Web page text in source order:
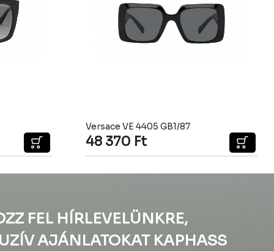
Versace VE 4405 GB1/87
48 370 Ft
FEL HÍRLEVELÜNKRE,
AJÁNLATOKAT KAPHASS